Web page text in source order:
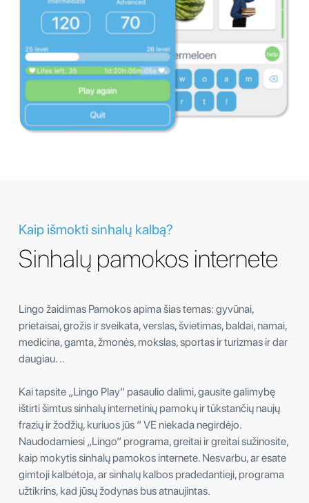
Kaip išmokti sinhalų kalbą?
Sinhalų pamokos internete
Lingo žaidimas Pamokos apima šias temas: gyvūnai,
prietaisai, grožis ir sveikata, verslas, švietimas, baldai, namai,
medicina, gamta, žmonės, mokslas, sportas ir turizmas ir dar
daugiau. ..
Kai tapsite „Lingo Play“ pasaulio dalimi, gausite galimybę
ištirti šimtus sinhalų internetinių pamokų ir tūkstančių naujų
frazių ir žodžių, kuriuos jūs “ VE niekada negirdėjo.
Naudodamiesi „Lingo“ programa, greitai ir greitai sužinosite,
kaip mokytis sinhalų pamokos internete. Nesvarbu, ar esate
gimtoji kalbėtoja, ar sinhalų kalbos pradedantieji, programa
užtikrins, kad jūsų žodynas bus atnaujintas.